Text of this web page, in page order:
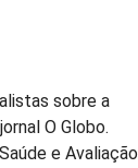
sobre a
O Globo.
e Avaliação